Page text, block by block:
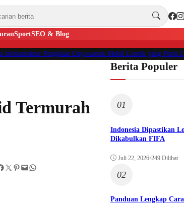
SportSEO & Blog
Pengisian Daya untuk Mobil Listrik yang Perlu
Termurah
Twitter Pinterest Mail WhatsApp
Berita Populer
01
Indonesia Dipastikan
Dikabulkan FIFA
Juli 22, 2026•249 Dilihat
02
Panduan Lengkap